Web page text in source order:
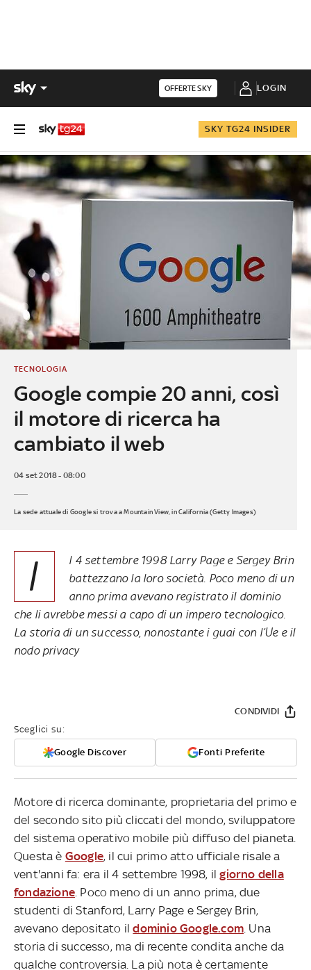
OFFERTE SKY LOGIN
SKY TG24 INSIDER
Google compie 20 anni, così
il motore di ricerca ha
cambiato il web
TECNOLOGIA
04 set 2018 - 08:00
La sede attuale di Google si trova a Mountain View, in California (Getty Images)
I
l 4 settembre 1998 Larry Page e Sergey Brin
battezzano la loro società. Poco meno di un
anno prima avevano registrato il dominio
che li avrebbe messi a capo di un impero tecnologico.
La storia di un successo, nonostante i guai con l’Ue e il
nodo privacy
Sceglici su:
Google Discover Fonti Preferite
CONDIVIDI
Motore di ricerca dominante, proprietaria del primo e
del secondo sito più cliccati del mondo, sviluppatore
del sistema operativo mobile più diffuso del pianeta.
Questa è Google, il cui primo atto ufficiale risale a
vent'anni fa: era il 4 settembre 1998, ilgiorno della
fondazione . Poco meno di un anno prima, due
studenti di Stanford, Larry Page e Sergey Brin,
avevano depositato ildominio Google.com . Una
storia di successo, ma di recente condita anche da
qualche controversia. La più nota è certamente